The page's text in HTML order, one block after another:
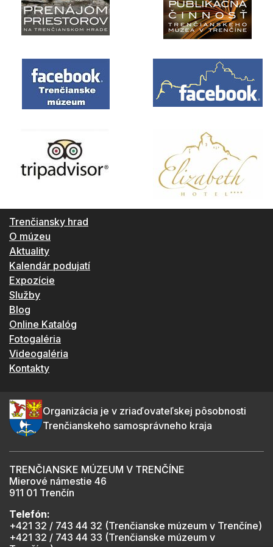
Trenčiansky hrad
O múzeu
Aktuality
Kalendár podujatí
Expozície
Služby
Blog
Online Katalóg
Fotogaléria
Videogaléria
Kontakty
Organizácia je v zriaďovateľskej pôsobnosti
Trenčianskeho samosprávneho kraja
TRENČIANSKE MÚZEUM V TRENČÍNE
Mierové námestie 46
911 01 Trenčín
Telefón:
+421 32 / 743 44 32 (Trenčianske múzeum v Trenčíne)
+421 32 / 743 44 33 (Trenčianske múzeum v